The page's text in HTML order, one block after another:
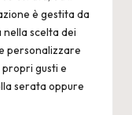
è gestita da
scelta dei
personalizzare
propri gusti e
serata oppure